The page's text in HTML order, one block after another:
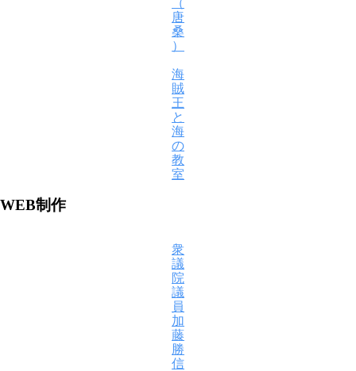
（
唐
桑
）
海
賊
王
と
海
の
教
室
WEB制作
衆
議
院
議
員
加
藤
勝
信